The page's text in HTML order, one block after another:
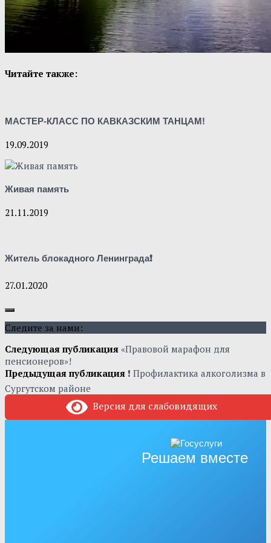
Читайте также:
МАСТЕР-КЛАСС ПО КАВКАЗСКИМ ТАНЦАМ!
19.09.2019
Живая память
21.11.2019
Житель блокадного Ленинграда❗
27.01.2020
Следите за нами:
Следующая публикация «Правовой марафон для
пенсионеров»!
Предыдущая публикация ❗ Профилактика алкоголизма в
Сургутском районе
Версия для слабовидящих
Решаем вместе